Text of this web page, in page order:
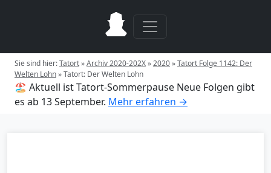
Sie sind hier:Tatort»Archiv 2020-202X»2020»Tatort Folge 1142: Der
Welten Lohn»Tatort: Der Welten Lohn
🏖️ Aktuell ist Tatort-Sommerpause Neue Folgen gibt
es ab 13 September. Mehr erfahren →